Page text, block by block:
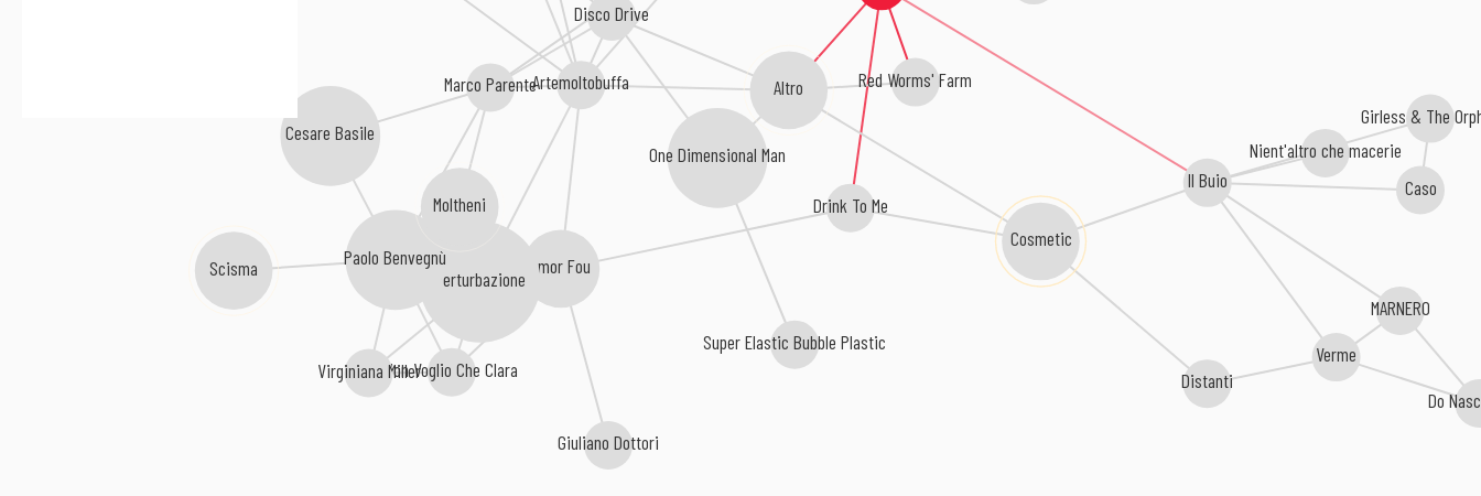
Red Worms' Farm
Altro
Drink To Me
Il Buio
Nient'altro che macerie
Marco Parente
Cosmetic
Disco Drive
MARNERO
Verme
Amor Fou
Girless & The
Artemoltobuffa
Non Voglio Che Clara
Do
Cesare Basile
Caso
Perturbazione
Paolo Benvegnù
Moltheni
Distanti
One Dimensional Man
Super Elastic Bubble Plastic
Scisma
Virginiana Miller
Giuliano Dottori